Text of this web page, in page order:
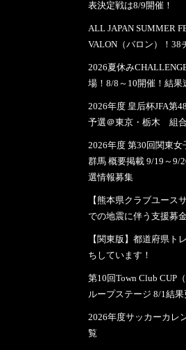
表決定戦は8/9開催！
ALL JAPAN SUMMER
VALON（バロン）！
2026夏休み
場！8/8～10開催！結果
2026年度 皇后杯JFA第
予選＠東京・栃木 組合
2026年度 第30回関東
群馬 概要掲載 9/19～9/
選情報募集
【熊本県クラブユース
での地震に伴う支援募
【関東版】都道府県ト
ちしています！
第10回Town Club CUP
ループステージ 8/1結
2026年度サッカーカレ
覧